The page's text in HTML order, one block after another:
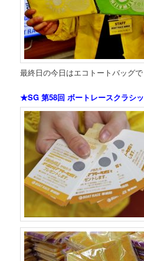
最終日の今日はエコトートバッグで
★SG 第58回 ボートレースクラシ